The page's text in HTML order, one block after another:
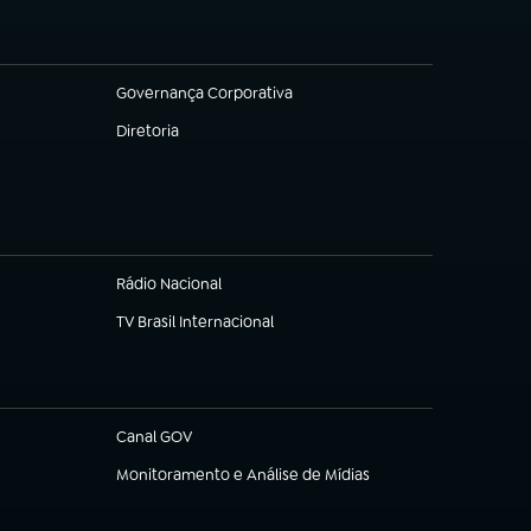
Governança Corporativa
(abre em nova aba)
Diretoria
(abre em nova aba)
Rádio Nacional
TV Brasil Internacional
(abre em nova aba)
Canal GOV
(abre em nova aba)
Monitoramento e Análise de Mídias
(abre em nova aba)